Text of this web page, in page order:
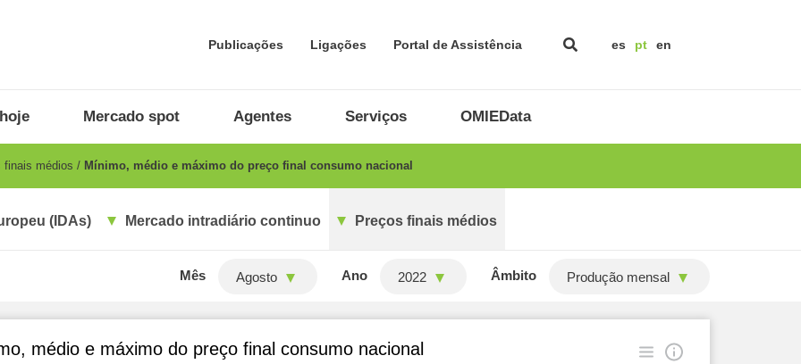
Publicações Ligações Portal de Assistência es pt en
Mercado spot Agentes Serviços OMIEData
finais médios Mínimo, médio e máximo do preço final consumo nacional
(IDAs) Mercado intradiário continuo Preços finais médios
Mês Agosto Ano 2022 Âmbito Produção mensal
médio e máximo do preço final consumo nacional